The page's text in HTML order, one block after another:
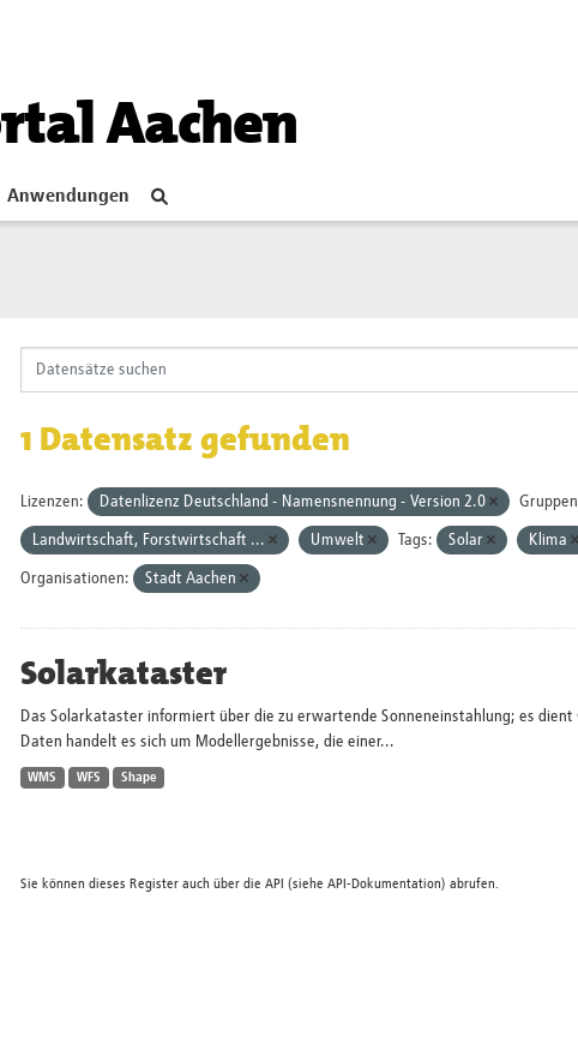
Aachen
Anwendungen
1 Datensatz gefunden
Lizenzen: Datenlizenz Deutschland - Namensnennung - Version 2.0
Landwirtschaft, Forstwirtschaft ... Umwelt Tags: Solar Klima
Organisationen: Stadt Aachen
Solarkataster
Das Solarkataster informiert über die zu erwartende Sonneneinstahlung; es
Daten handelt es sich um Modellergebnisse, die einer...
WMS WFS Shape
Sie können dieses Register auch über die API (siehe API-Dokumentation) abrufen.